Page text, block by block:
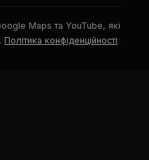
Maps та YouTube, які
Політика конфіденційності